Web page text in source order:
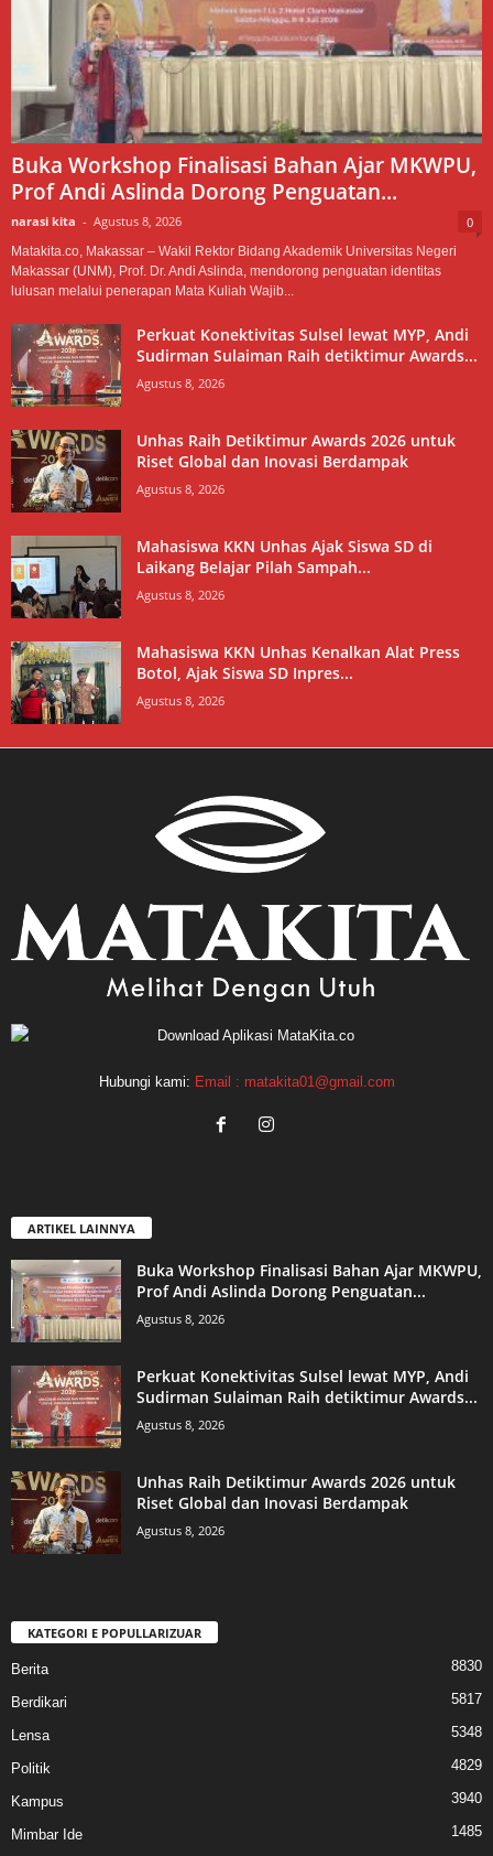
Buka Workshop Finalisasi Bahan Ajar MKWPU,
Prof Andi Aslinda Dorong Penguatan...
narasi kita - Agustus 8, 2026 0
Matakita.co, Makassar – Wakil Rektor Bidang Akademik Universitas Negeri
Makassar (UNM), Prof. Dr. Andi Aslinda, mendorong penguatan identitas
lulusan melalui penerapan Mata Kuliah Wajib...
Perkuat Konektivitas Sulsel lewat MYP, Andi
Sudirman Sulaiman Raih detiktimur Awards...
Agustus 8, 2026
Unhas Raih Detiktimur Awards 2026 untuk
Riset Global dan Inovasi Berdampak
Agustus 8, 2026
Mahasiswa KKN Unhas Ajak Siswa SD di
Laikang Belajar Pilah Sampah...
Agustus 8, 2026
Mahasiswa KKN Unhas Kenalkan Alat Press
Botol, Ajak Siswa SD Inpres...
Agustus 8, 2026
Hubungi kami: Email : matakita01@gmail.com
ARTIKEL LAINNYA
Buka Workshop Finalisasi Bahan Ajar MKWPU,
Prof Andi Aslinda Dorong Penguatan...
Agustus 8, 2026
Perkuat Konektivitas Sulsel lewat MYP, Andi
Sudirman Sulaiman Raih detiktimur Awards...
Agustus 8, 2026
Unhas Raih Detiktimur Awards 2026 untuk
Riset Global dan Inovasi Berdampak
Agustus 8, 2026
KATEGORI E POPULLARIZUAR
Berita 8830
Berdikari 5817
Lensa 5348
Politik 4829
Kampus 3940
Mimbar Ide 1485